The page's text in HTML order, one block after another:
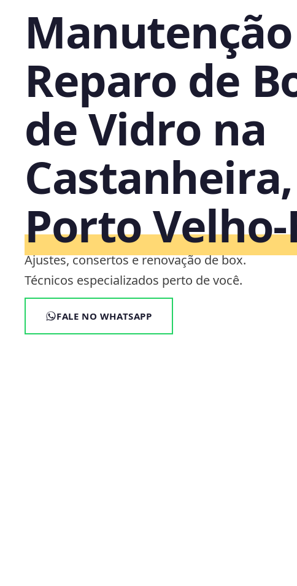
Reparo de
de Vidro na
Castanheira,
Porto
Ajustes, consertos e renovação de box.
Técnicos especializados perto de você.
FALE NO WHATSAPP